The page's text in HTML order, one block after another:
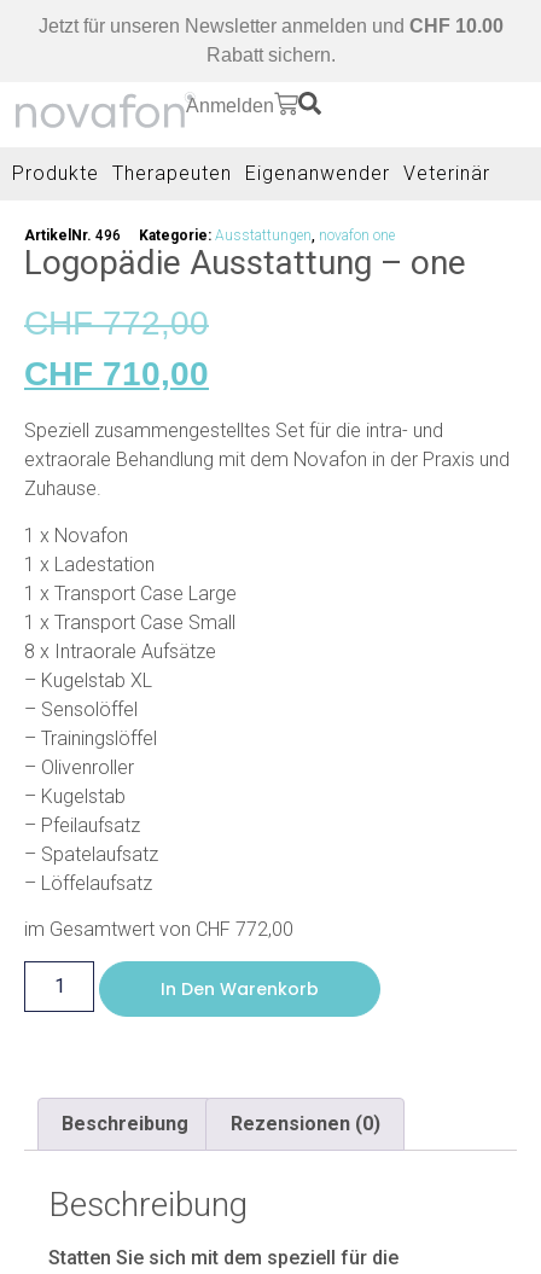
Jetzt für unseren Newsletter anmelden und CHF 10.00
Rabatt sichern.
Anmelden
Produkte Therapeuten Eigenanwender Veterinär
ArtikelNr. 496 Kategorie: Ausstattungen, novafon one
Logopädie Ausstattung – one
CHF772,00
CHF 710,00
Speziell zusammengestelltes Set für die intra- und
extraorale Behandlung mit dem Novafon in der Praxis und
Zuhause.
1 x Novafon
1 x Ladestation
1 x Transport Case Large
1 x Transport Case Small
8 x Intraorale Aufsätze
– Kugelstab XL
– Sensolöffel
– Trainingslöffel
– Olivenroller
– Kugelstab
– Pfeilaufsatz
– Spatelaufsatz
– Löffelaufsatz
im Gesamtwert von CHF 772,00
In Den Warenkorb
Beschreibung Rezensionen (0)
Beschreibung
Statten Sie sich mit dem speziell für die